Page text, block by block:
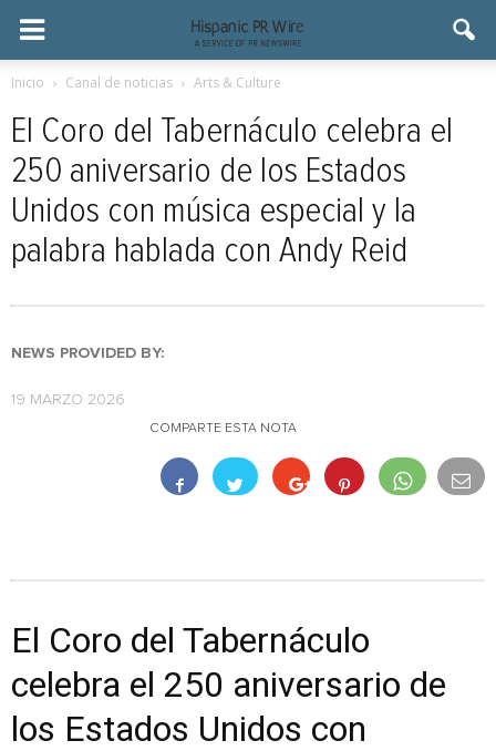
Inicio Canal de noticias Arts & Culture
El Coro del Tabernáculo celebra el
250 aniversario de los Estados
Unidos con música especial y la
palabra hablada con Andy Reid
NEWS PROVIDED BY:
19 MARZO 2026
COMPARTE ESTA NOTA
El Coro del Tabernáculo
celebra el 250 aniversario de
los Estados Unidos con